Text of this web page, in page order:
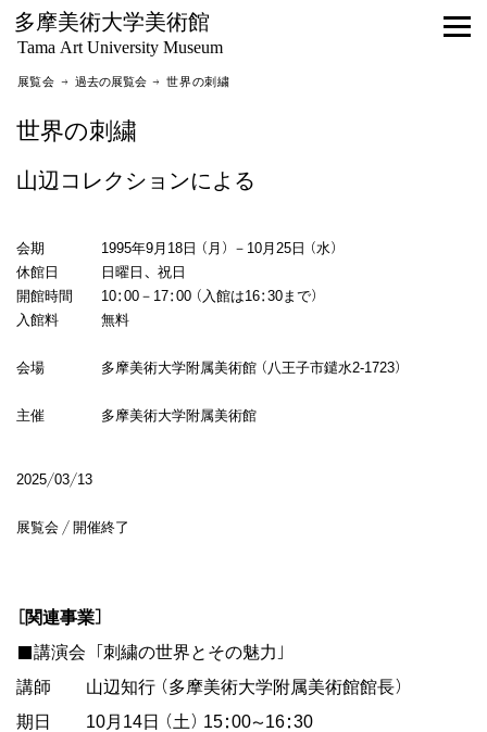
多摩美術大学美術館
Tama Art University Museum
展覧会 → 過去の展覧会→ 世界の刺繍
世界の刺繍
山辺コレクションによる
会期 1995年9月18日（月）－10月25日（水）
休館日 日曜日、祝日
開館時間 10:00－17:00（入館は16:30まで）
入館料 無料
会場 多摩美術大学附属美術館（八王子市鑓水2-1723）
主催 多摩美術大学附属美術館
2025/03/13
展覧会 / 開催終了
[関連事業]
■講演会「刺繍の世界とその魅力」
講師 山辺知行（多摩美術大学附属美術館館長）
期日 10月14日（土）15:00~16:30